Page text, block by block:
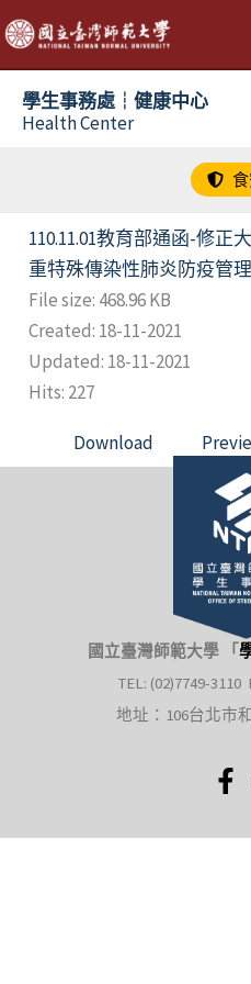
跳
至
主
學生事務處┆健康中心
Health Center
110.11.01教育部通函-修正
重特殊傳染性肺炎防疫管
File size: 468.96 KB
Created: 18-11-2021
Updated: 18-11-2021
Hits: 227
Download
國立臺灣師範大學 「
TEL: (02)7749-3110
地址：106台北市